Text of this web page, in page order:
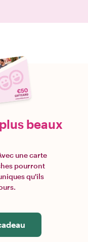
beaux
une carte
pourront
qu'ils